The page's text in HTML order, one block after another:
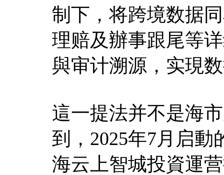
制下，将跨境数据
理赔及辦事跟尾等
與审计溯源，实現
這一提法并不是海
到，2025年7月启動
海云上智城投資運